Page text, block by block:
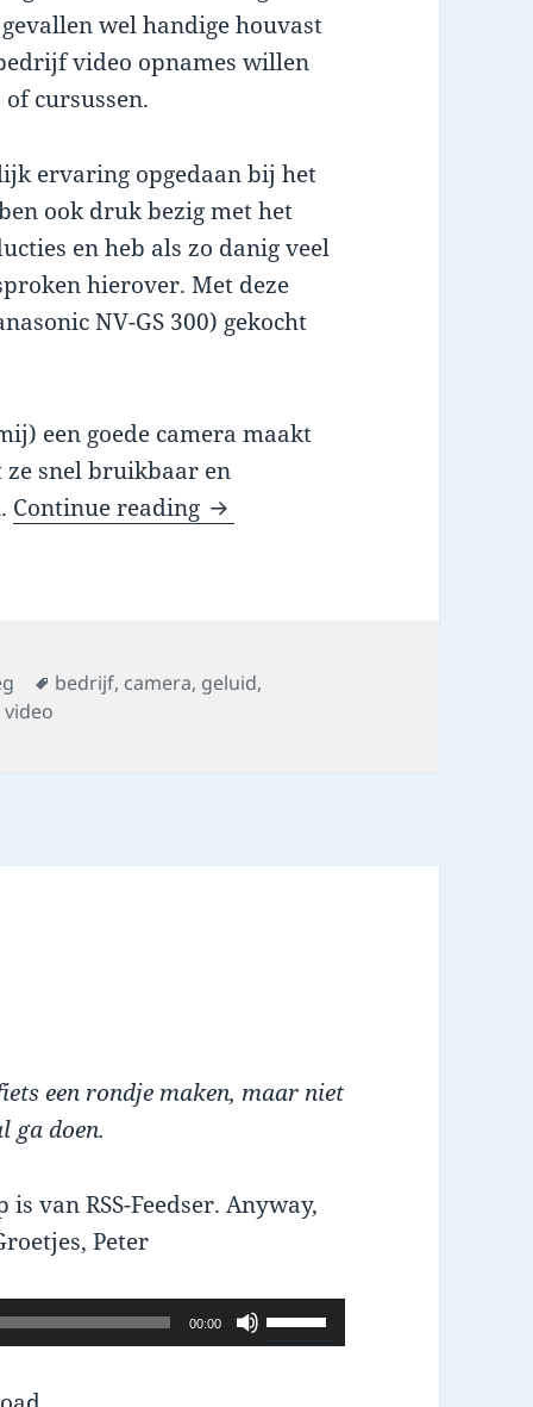
wel handige houvast
video opnames willen
of cursussen.
ervaring opgedaan bij het
ook druk bezig met het
en heb als zo danig veel
hierover. Met deze
NV-GS 300) gekocht
een goede camera maakt
ze snel bruikbaar en
Continue reading videocamera selectie voor
Tags
bedrijf, camera, geluid,
video
een rondje maken, maar niet
ga doen.
van RSS-Feedser. Anyway,
Peter
00:00
Use
Up/Down